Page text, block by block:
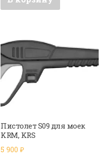
Пистолет S09 для моек
KRM, KRS
5 900₽